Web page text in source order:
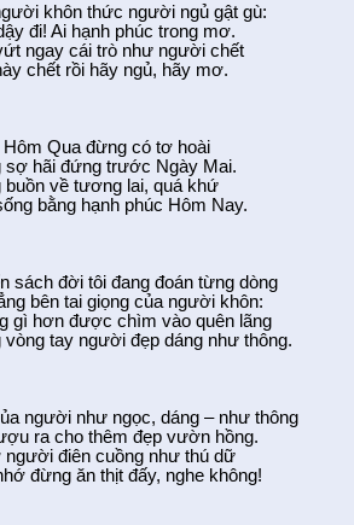
khôn thức người ngủ gật gù:
đi! Ai hạnh phúc trong mơ.
ngay cái trò như người chết
chết rồi hãy ngủ, hãy mơ.
Hôm Qua đừng có tơ hoài
hãi đứng trước Ngày Mai.
về tương lai, quá khứ
bằng hạnh phúc Hôm Nay.
sách đời tôi đang đoán từng dòng
bên tai giọng của người khôn:
gì hơn được chìm vào quên lãng
vòng tay người đẹp dáng như thông.
người như ngọc, dáng – như thông
ra cho thêm đẹp vườn hồng.
người điên cuồng như thú dữ
đừng ăn thịt đấy, nghe không!